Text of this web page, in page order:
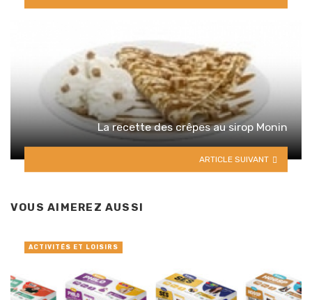
La recette des crêpes au sirop Monin
ARTICLE SUIVANT
VOUS AIMEREZ AUSSI
ACTIVITÉS ET LOISIRS